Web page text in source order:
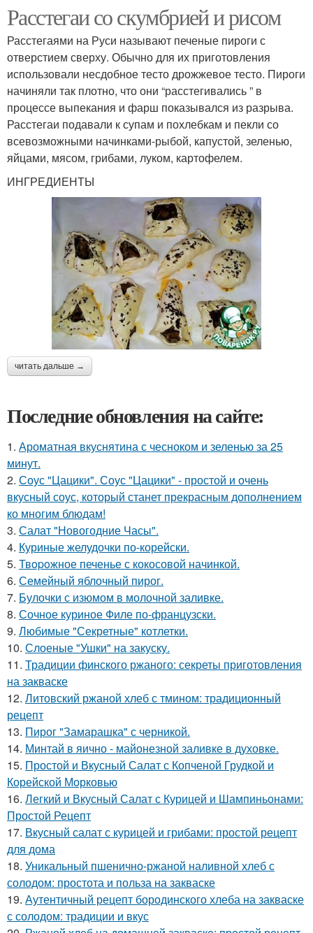
Расстегаи со скумбрией и рисом
Расстегаями на Руси называют печеные пироги с
отверстием сверху. Обычно для их приготовления
использовали несдобное тесто дрожжевое тесто. Пироги
начиняли так плотно, что они “расстегивались ” в
процессе выпекания и фарш показывался из разрыва.
Расстегаи подавали к супам и похлебкам и пекли со
всевозможными начинками-рыбой, капустой, зеленью,
яйцами, мясом, грибами, луком, картофелем.
ИНГРЕДИЕНТЫ
читать дальше →
Последние обновления на сайте:
1. Ароматная вкуснятина с чесноком и зеленью за 25
минут.
2. Соус "Цацики". Соус "Цацики" - простой и очень
вкусный соус, который станет прекрасным дополнением
ко многим блюдам!
3. Салат "Новогодние Часы".
4. Куриные желудочки по-корейски.
5. Твopoжное печенье с кокосовой начинкой.
6. Семейный яблочный пирог.
7. Булочки с изюмом в молочной заливке.
8. Сочное куриное Филе по-французски.
9. Любимые "Секретные" котлетки.
10. Слоеные "Ушки" на закуску.
11. Традиции финского ржаного: секреты приготовления
на закваске
12. Литовский ржаной хлеб с тмином: традиционный
рецепт
13. Пирог "Замарашка" с черникой.
14. Минтай в яично - майонезной заливке в духовке.
15. Простой и Вкусный Салат с Копченой Грудкой и
Корейской Морковью
16. Легкий и Вкусный Салат с Курицей и Шампиньонами:
Простой Рецепт
17. Вкусный салат с курицей и грибами: простой рецепт
для дома
18. Уникальный пшенично-ржаной наливной хлеб с
солодом: простота и польза на закваске
19. Аутентичный рецепт бородинского хлеба на закваске
с солодом: традиции и вкус